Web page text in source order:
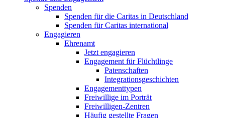
Spenden
Spenden für die Caritas in Deutschland
Spenden für Caritas international
Engagieren
Ehrenamt
Jetzt engagieren
Engagement für Flüchtlinge
Patenschaften
Integrationsgeschichten
Engagementtypen
Freiwillige im Porträt
Freiwilligen-Zentren
Häufig gestellte Fragen